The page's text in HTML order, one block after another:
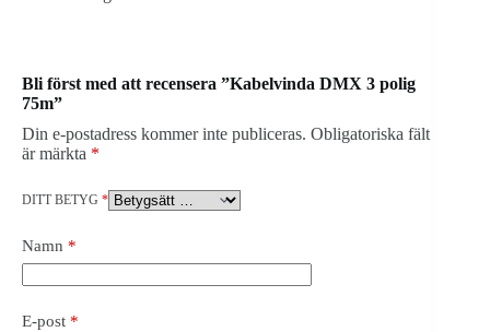
Bli först med att recensera ”Kabelvinda DMX 3 polig
75m”
Din e-postadress kommer inte publiceras. Obligatoriska fält
är märkta *
DITT BETYG *
Namn *
E-post *